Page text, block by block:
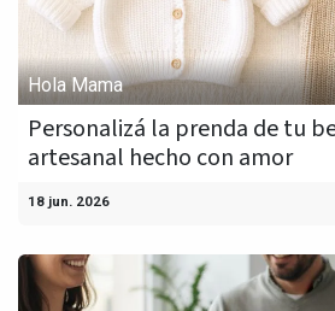
Hola Mama
Personalizá la prenda de tu
artesanal hecho con amor
18 jun. 2026